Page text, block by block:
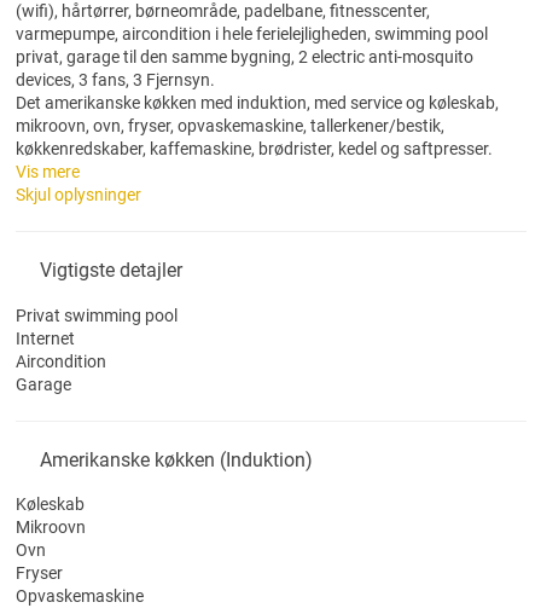
(wifi), hårtørrer, børneområde, padelbane, fitnesscenter,
varmepumpe, aircondition i hele ferielejligheden, swimming pool
privat, garage til den samme bygning, 2 electric anti-mosquito
devices, 3 fans, 3 Fjernsyn.
Det amerikanske køkken med induktion, med service og køleskab,
mikroovn, ovn, fryser, opvaskemaskine, tallerkener/bestik,
køkkenredskaber, kaffemaskine, brødrister, kedel og saftpresser.
Vis mere
Skjul oplysninger
Vigtigste detajler
Privat swimming pool
Internet
Aircondition
Garage
Amerikanske køkken (Induktion)
Køleskab
Mikroovn
Ovn
Fryser
Opvaskemaskine